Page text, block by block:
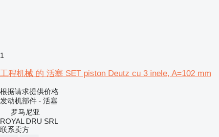
1
工程机械 的 活塞 SET piston Deutz cu 3 inele, A=102 mm
根据请求提供价格
发动机部件 - 活塞
罗马尼亚
ROYAL DRU SRL
联系卖方